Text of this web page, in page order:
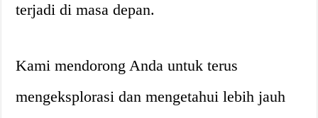
terjadi di masa depan.
Kami mendorong Anda untuk terus
mengeksplorasi dan mengetahui lebih jauh